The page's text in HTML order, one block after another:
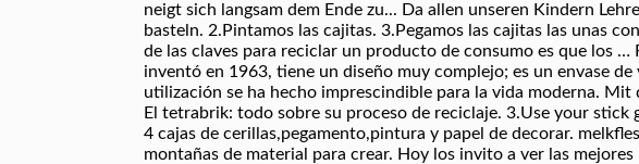
neigt sich langsam dem Ende zu... Da allen unseren Kindern
basteln. 2.Pintamos las cajitas. 3.Pegamos las cajitas las unas
de las claves para reciclar un producto de consumo es que los
inventó en 1963, tiene un diseño muy complejo; es un envase
utilización se ha hecho imprescindible para la vida moderna.
El tetrabrik: todo sobre su proceso de reciclaje. 3.Use your
4 cajas de cerillas,pegamento,pintura y papel de decorar.
montañas de material para crear. Hoy los invito a ver las